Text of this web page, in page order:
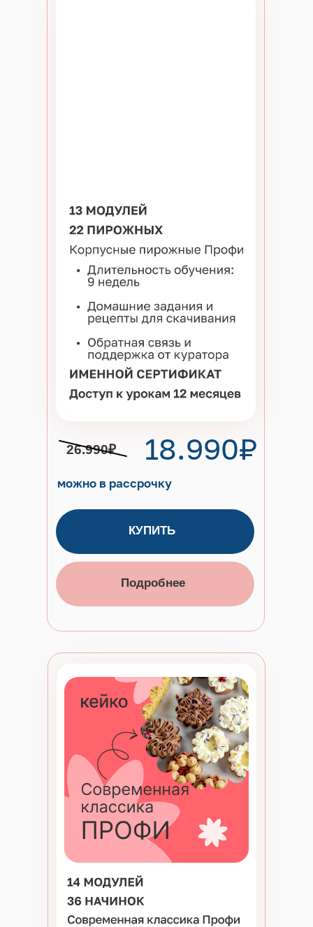
Подробнее
КУПИТЬ
26.990₽ 18.990₽
можно в рассрочку